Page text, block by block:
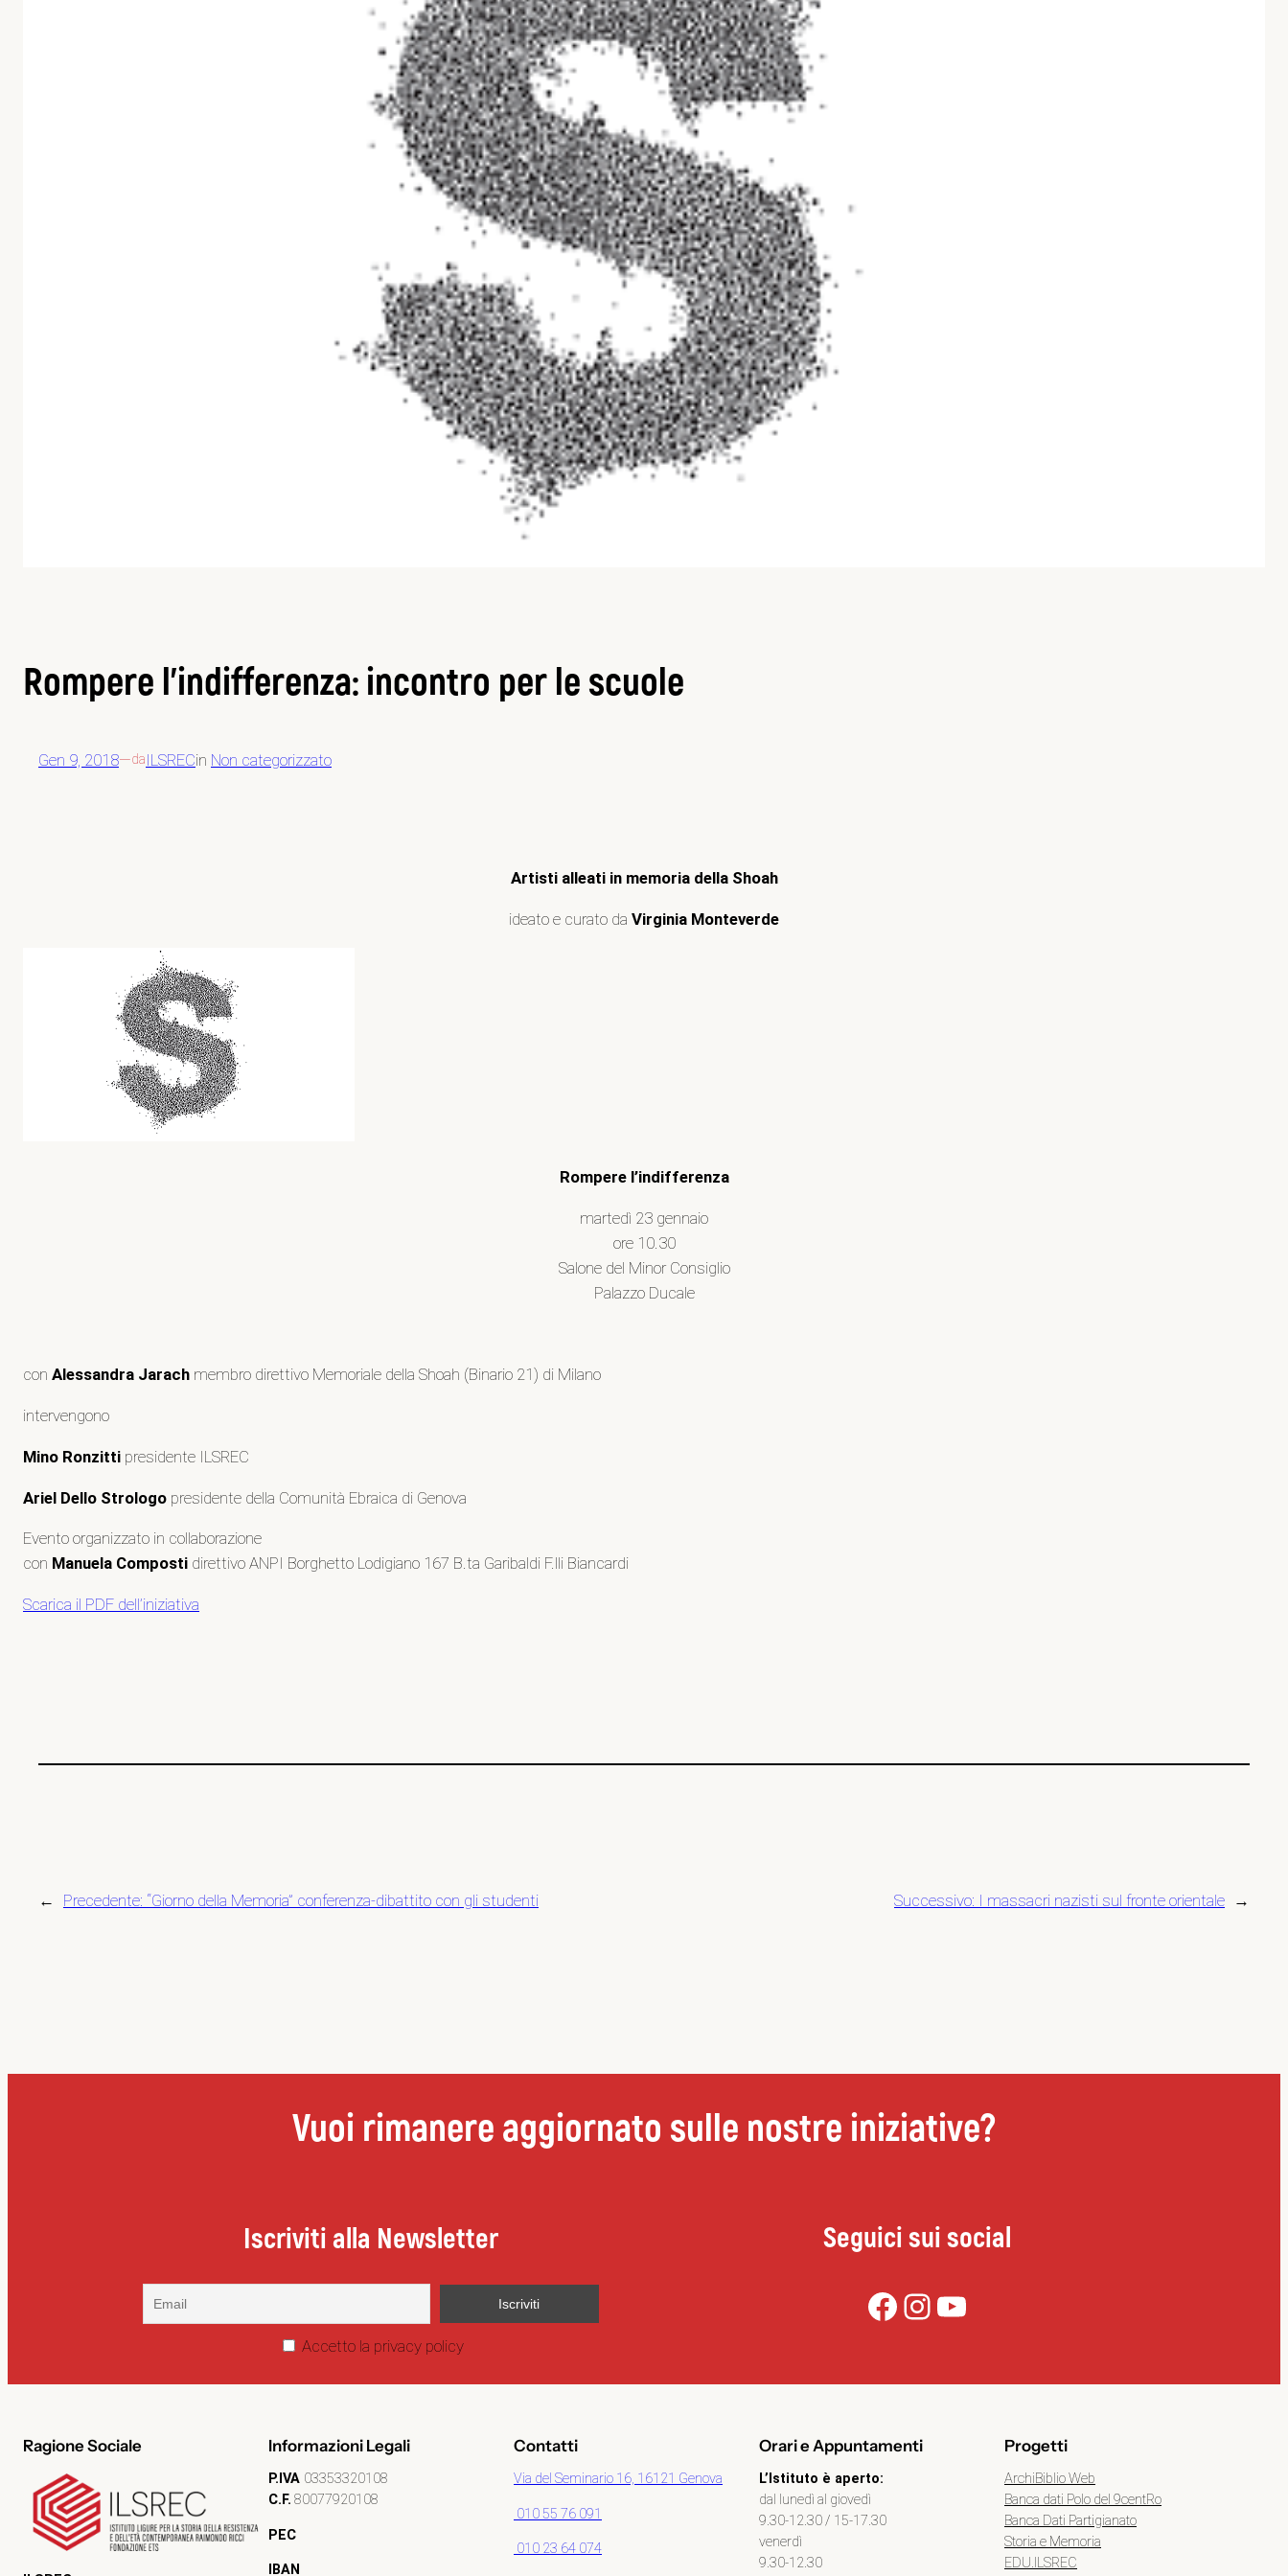
Rompere l’indifferenza: incontro per le scuole
Gen 9, 2018—daILSRECin Non categorizzato
Artisti alleati in memoria della Shoah
ideato e curato da Virginia Monteverde
Rompere l’indifferenza
martedì 23 gennaio
ore 10.30
Salone del Minor Consiglio
Palazzo Ducale
con Alessandra Jarach membro direttivo Memoriale della Shoah (Binario 21) di Milano
intervengono
Mino Ronzitti presidente ILSREC
Ariel Dello Strologo presidente della Comunità Ebraica di Genova
Evento organizzato in collaborazione
con Manuela Composti direttivo ANPI Borghetto Lodigiano 167 B.ta Garibaldi F.lli Biancardi
Scarica il PDF dell’iniziativa
← Precedente: “Giorno della Memoria” conferenza-dibattito con gli studenti Successivo: I massacri nazisti sul fronte orientale →
Vuoi rimanere aggiornato sulle nostre iniziative?
Iscriviti alla Newsletter
Accetto la privacy policy
Seguici sui social
Facebook InstagramYouTube
Ragione Sociale Informazioni Legali
P.IVA 03353320108
C.F. 80077920108
PEC
IBAN
Contatti
Via del Seminario 16, 16121 Genova
010 55 76 091
010 23 64 074
Orari e Appuntamenti
L’Istituto è aperto:
dal lunedì al giovedì
9.30-12.30 / 15-17.30
venerdì
9.30-12.30
Progetti
ArchiBiblio Web
Banca dati Polo del 9centRo
Banca Dati Partigianato
Storia e Memoria
EDU.ILSREC